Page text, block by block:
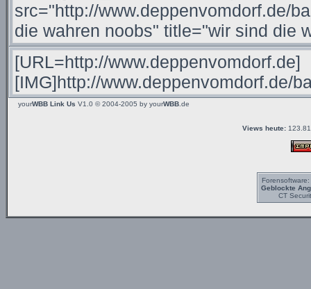
yourWBB Link Us V1.0 © 2004-2005 by yourWBB.de
Views heute:
Forensoftware:
Geblockte
CT